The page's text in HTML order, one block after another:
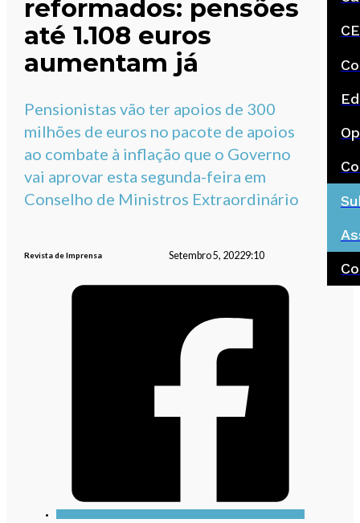
reformados: pensões
até 1.108 euros
aumentam já
Pensionistas vão ter apoios de 300
milhões de euros no pacote de apoios
ao combate à inflação que o Governo
vai aprovar esta segunda-feira em
Conselho de Ministros Extraordinário
Revista de Imprensa Setembro 5, 20229:10